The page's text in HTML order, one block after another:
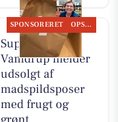
SPONSORERET OPSLAGSTAVLEN
SuperBrugsen
Vamdrup melder
udsolgt af
madspildsposer
med frugt og